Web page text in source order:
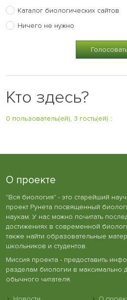
Каталог биологических сайтов
Ничего не нужно
Кто здесь?
0 пользователь(ей), 3 гость(ей) :
О проекте
"Вся биология" - это старейший
проект Рунета посвященный
наукам. У нас можно почитать
достижениях в современной
также найти образовательные
школьников и студентов.
Миссия проекта - предоставить
разделам биологии в максимально
обычного читателя.